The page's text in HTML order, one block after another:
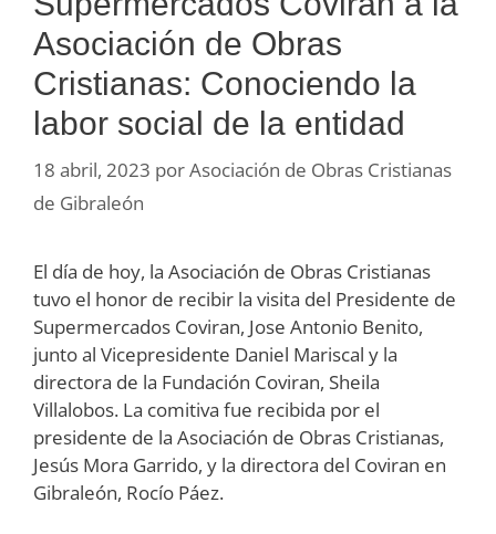
Asociación de Obras
Cristianas: Conociendo la
labor social de la entidad
18 abril, 2023 porAsociación de Obras Cristianas
de Gibraleón
El día de hoy, la Asociación de Obras Cristianas
tuvo el honor de recibir la visita del Presidente de
Supermercados Coviran, Jose Antonio Benito,
junto al Vicepresidente Daniel Mariscal y la
directora de la Fundación Coviran, Sheila
Villalobos. La comitiva fue recibida por el
presidente de la Asociación de Obras Cristianas,
Jesús Mora Garrido, y la directora del Coviran en
Gibraleón, Rocío Páez.